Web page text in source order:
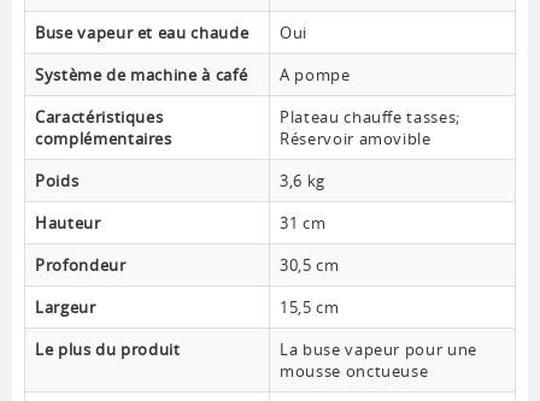
Buse vapeur et eau chaude
Oui
Système de machine à café
A pompe
Caractéristiques
complémentaires
Plateau chauffe tasses;
Réservoir amovible
Poids
3,6 kg
Hauteur
31 cm
Profondeur
30,5 cm
Largeur
15,5 cm
Le plus du produit
La buse vapeur pour une
mousse onctueuse